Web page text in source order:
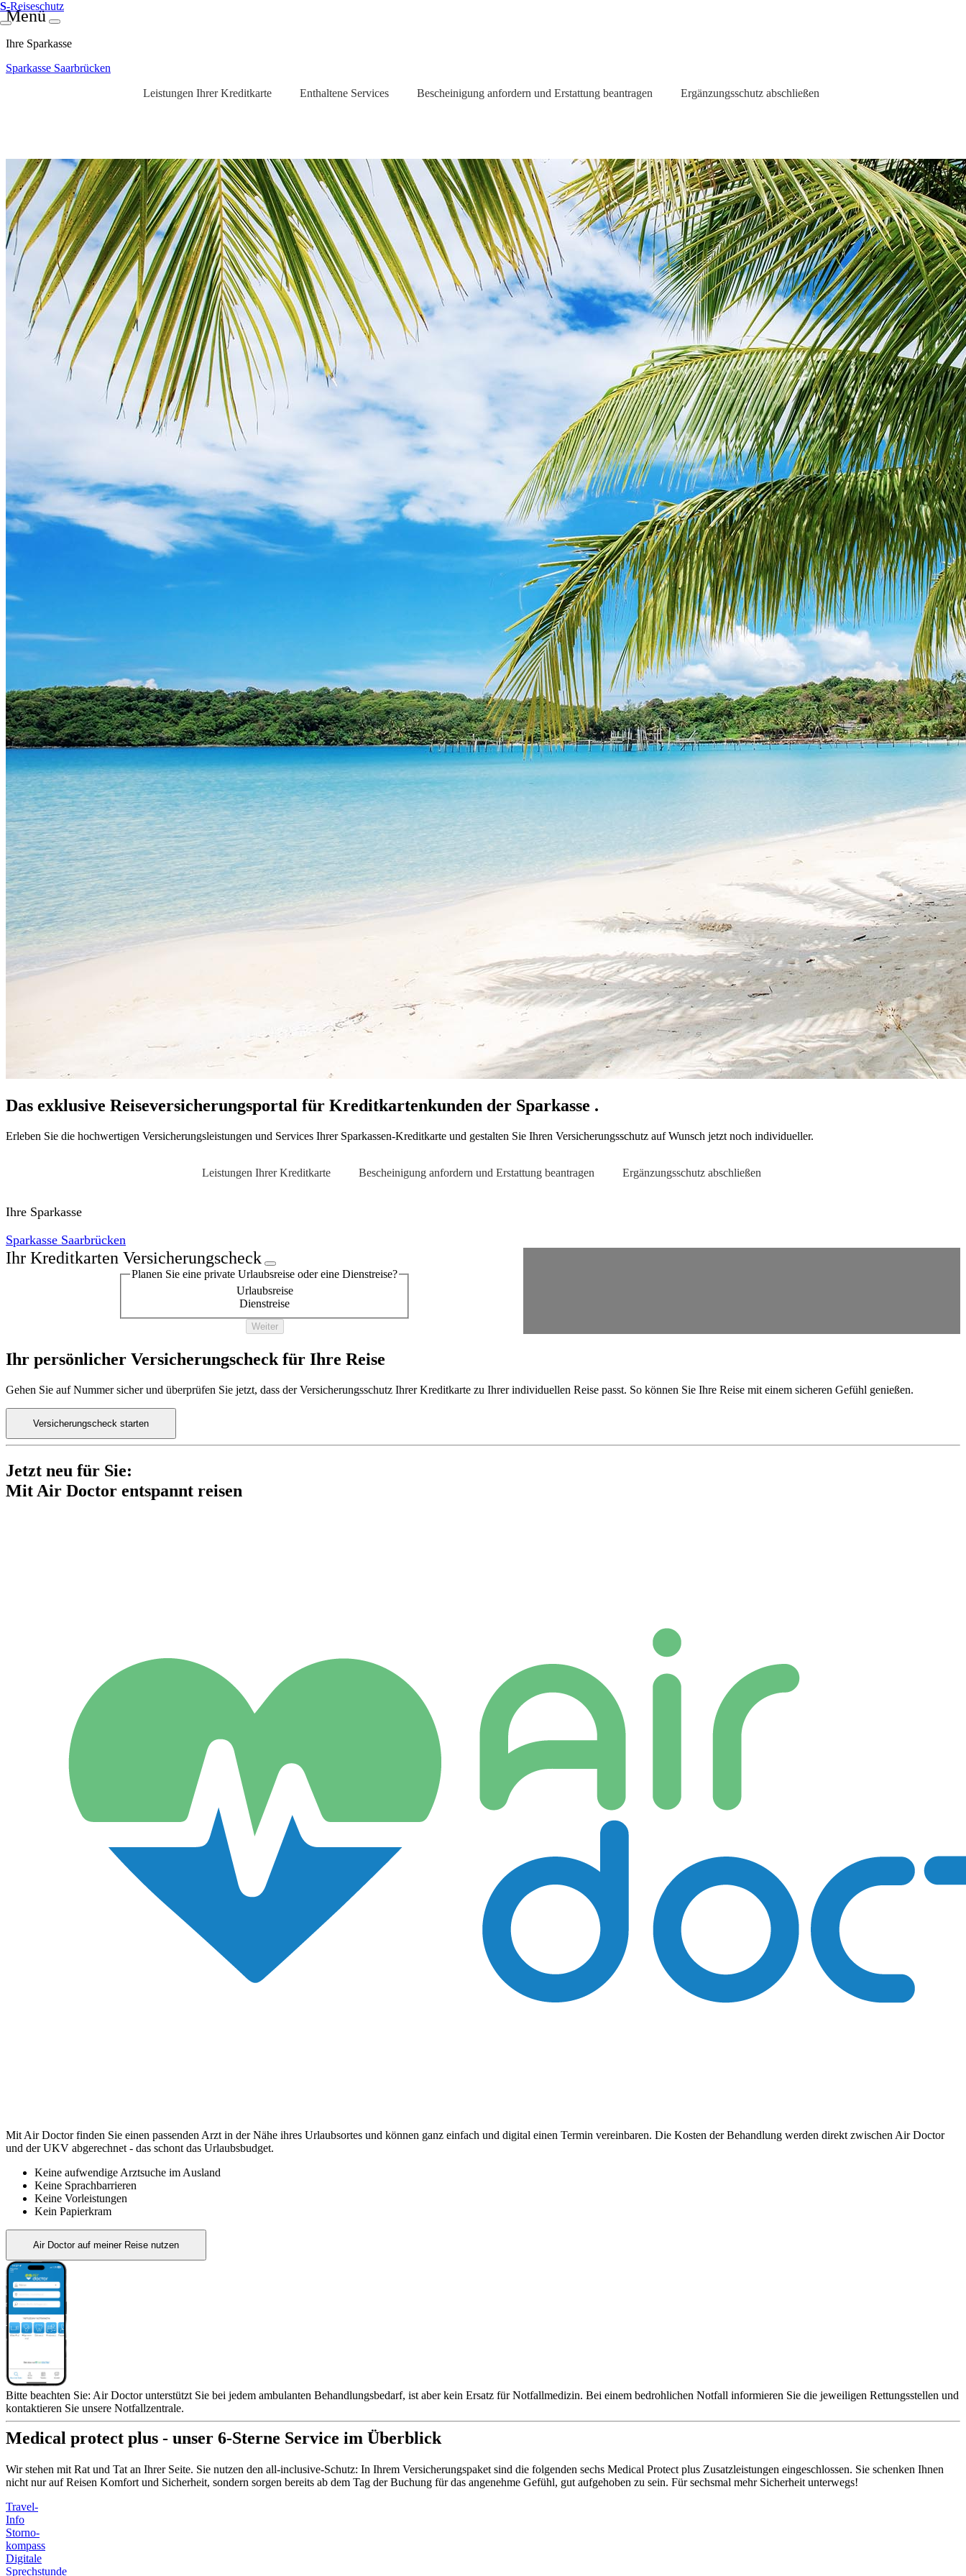
S-Reiseschutz
Menü
Ihre Sparkasse
Sparkasse Saarbrücken
Leistungen Ihrer Kreditkarte Enthaltene Services Bescheinigung anfordern und Erstattung beantragen Ergänzungsschutz abschließen
Das exklusive Reiseversicherungsportal für Kreditkartenkunden der Sparkasse .
Erleben Sie die hochwertigen Versicherungsleistungen und Services Ihrer Sparkassen-Kreditkarte und gestalten Sie Ihren Versicherungsschutz auf Wunsch jetzt noch individueller.
Leistungen Ihrer Kreditkarte Bescheinigung anfordern und Erstattung beantragen Ergänzungsschutz abschließen
Ihre Sparkasse
Sparkasse Saarbrücken
Ihr Kreditkarten Versicherungscheck
Planen Sie eine private Urlaubsreise oder eine Dienstreise?
Urlaubsreise
Dienstreise
Weiter
Ihr persönlicher Versicherungscheck für Ihre Reise
Gehen Sie auf Nummer sicher und überprüfen Sie jetzt, dass der Versicherungsschutz Ihrer Kreditkarte zu Ihrer individuellen Reise passt. So können Sie Ihre Reise mit einem sicheren Gefühl genießen.
Versicherungscheck starten
Jetzt neu für Sie:
Mit Air Doctor entspannt reisen
Mit Air Doctor finden Sie einen passenden Arzt in der Nähe ihres Urlaubsortes und können ganz einfach und digital einen Termin vereinbaren. Die Kosten der Behandlung werden direkt zwischen Air Doctor
und der UKV abgerechnet - das schont das Urlaubsbudget.
Keine aufwendige Arztsuche im Ausland
Keine Sprachbarrieren
Keine Vorleistungen
Kein Papierkram
Air Doctor auf meiner Reise nutzen
Bitte beachten Sie: Air Doctor unterstützt Sie bei jedem ambulanten Behandlungsbedarf, ist aber kein Ersatz für Notfallmedizin. Bei einem bedrohlichen Notfall informieren Sie die jeweiligen Rettungsstellen und
kontaktieren Sie unsere Notfallzentrale.
Medical protect plus - unser 6-Sterne Service im Überblick
Wir stehen mit Rat und Tat an Ihrer Seite. Sie nutzen den all-inclusive-Schutz: In Ihrem Versicherungspaket sind die folgenden sechs Medical Protect plus Zusatzleistungen eingeschlossen. Sie schenken Ihnen
nicht nur auf Reisen Komfort und Sicherheit, sondern sorgen bereits ab dem Tag der Buchung für das angenehme Gefühl, gut aufgehoben zu sein. Für sechsmal mehr Sicherheit unterwegs!
Travel-
Info
Storno-
kompass
Digitale
Sprechstunde